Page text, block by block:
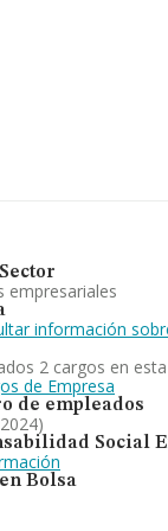
de gestión para
una subida.
empresariales
información
2 cargos en
de Empresa
de empleados
Social
Bolsa